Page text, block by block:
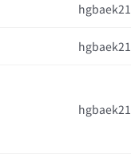
hgbaek21
hgbaek21
hgbaek21